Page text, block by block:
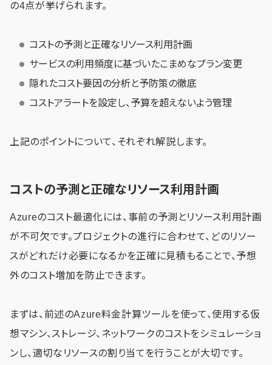
の4点が挙げられます。
コストの予測と正確なリソース利用計画
サービスの利用頻度に基づいたこまめなプラン変更
隠れたコスト要因の分析と予防策の徹底
コストアラートを設定し、予算を超えないよう管理
上記のポイントについて、それぞれ解説します。
コストの予測と正確なリソース利用計画
Azureのコスト最適化には、事前の予測とリソース利用計画
が不可欠です。プロジェクトの進行に合わせて、どのリソー
スがどれだけ必要になるかを正確に見積もることで、予想
外のコスト増加を防止できます。
まずは、前述のAzure料金計算ツールを使って、使用する仮
想マシン、ストレージ、ネットワークのコストをシミュレーショ
ンし、適切なリソースの割り当てを行うことが大切です。